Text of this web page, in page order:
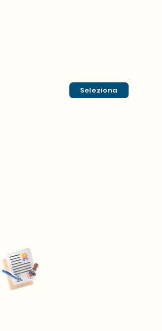
Seleziona